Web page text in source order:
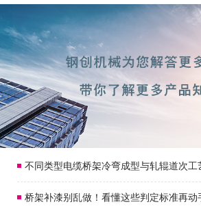
不同类型电缆桥架冷弯成型与轧辊道次工
桥架补漆别乱做！看懂这些判定标准再动